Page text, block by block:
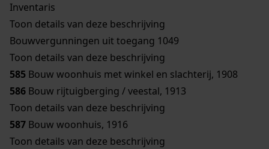
Inventaris
Toon details van deze beschrijving
Bouwvergunningen uit toegang 1049
Toon details van deze beschrijving
585 Bouw woonhuis met winkel en slachterij, 1908
586 Bouw rijtuigberging / veestal, 1913
Toon details van deze beschrijving
587 Bouw woonhuis, 1916
Toon details van deze beschrijving